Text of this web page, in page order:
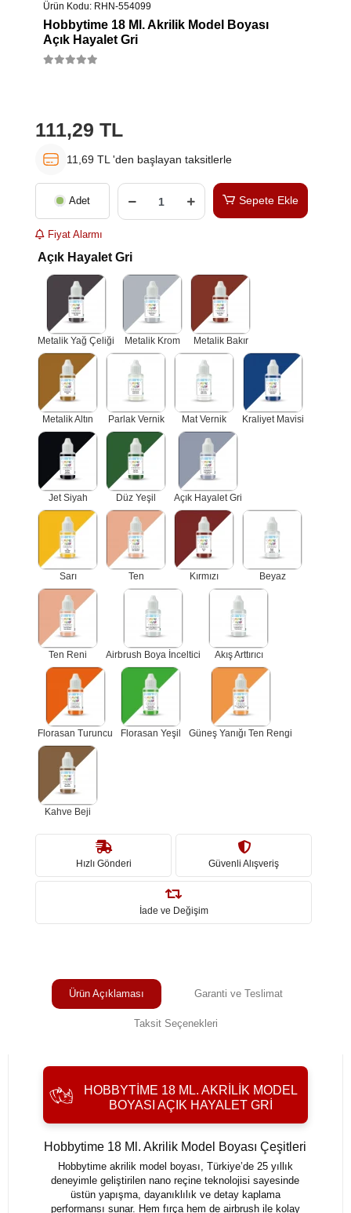
Ürün Kodu: RHN-554099
Hobbytime 18 Ml. Akrilik Model Boyası
Açık Hayalet Gri
111,29 TL
11,69 TL 'den başlayan taksitlerle
Adet Sepete Ekle
Fiyat Alarmı
Açık Hayalet Gri
Metalik Yağ Çeliği Metalik Krom Metalik Bakır
Metalik Altın Parlak Vernik Mat Vernik Kraliyet Mavisi
Jet Siyah Düz Yeşil Açık Hayalet Gri
Sarı Ten Kırmızı Beyaz
Ten Reni Airbrush Boya İnceltici Akış Arttırıcı
Florasan Turuncu Florasan Yeşil Güneş Yanığı Ten Rengi
Kahve Beji
Hızlı Gönderi Güvenli Alışveriş
İade ve Değişim
Ürün Açıklaması Garanti ve Teslimat
Taksit Seçenekleri
HOBBYTIME 18 ML. AKRILIK MODEL
BOYASI AÇIK HAYALET GRI
Hobbytime 18 Ml. Akrilik Model Boyası Çeşitleri
Hobbytime akrilik model boyası, Türkiye’de 25 yıllık
deneyimle geliştirilen nano reçine teknolojisi sayesinde
üstün yapışma, dayanıklılık ve detay kaplama
performansı sunar. Hem fırça hem de airbrush ile kolay